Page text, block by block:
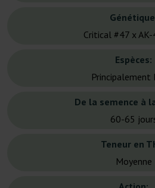
Critical #47 x
Espèces:
Principalement
De la semence à
60-65
Teneur en
Moyenne